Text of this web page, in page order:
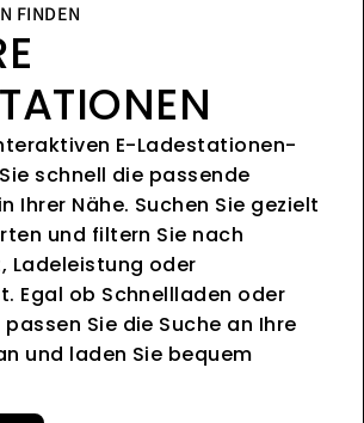
FINDEN
E-Ladestationen-
schnell die passende
Ihrer Nähe. Suchen Sie gezielt
und filtern Sie nach
Ladeleistung oder
Egal ob Schnellladen oder
Sie die Suche an Ihre
und laden Sie bequem